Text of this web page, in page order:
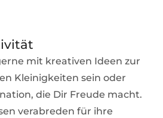
mit kreativen Ideen zur
Kleinigkeiten sein oder
die Dir Freude macht.
verabreden für ihre